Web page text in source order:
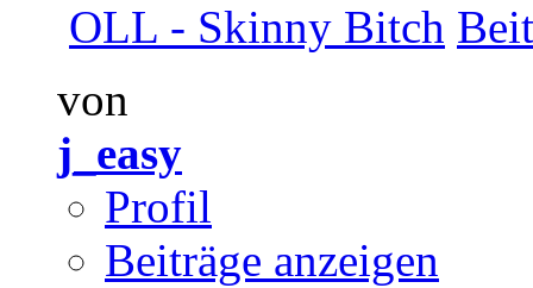
OLL - Skinny Bitch
von
j_easy
Profil
Beiträge anzeigen